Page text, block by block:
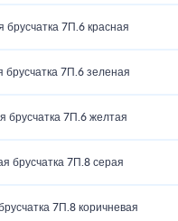
брусчатка 7П.6 красная
брусчатка 7П.6 зеленая
брусчатка 7П.6 желтая
брусчатка 7П.8 серая
7П.8 коричневая